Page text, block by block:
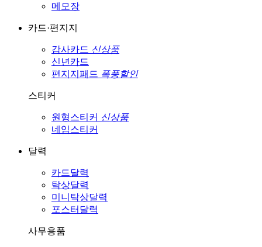
메모장
카드·편지지
감사카드 신상품
신년카드
편지지패드 폭풍할인
스티커
원형스티커 신상품
네임스티커
달력
카드달력
탁상달력
미니탁상달력
포스터달력
사무용품